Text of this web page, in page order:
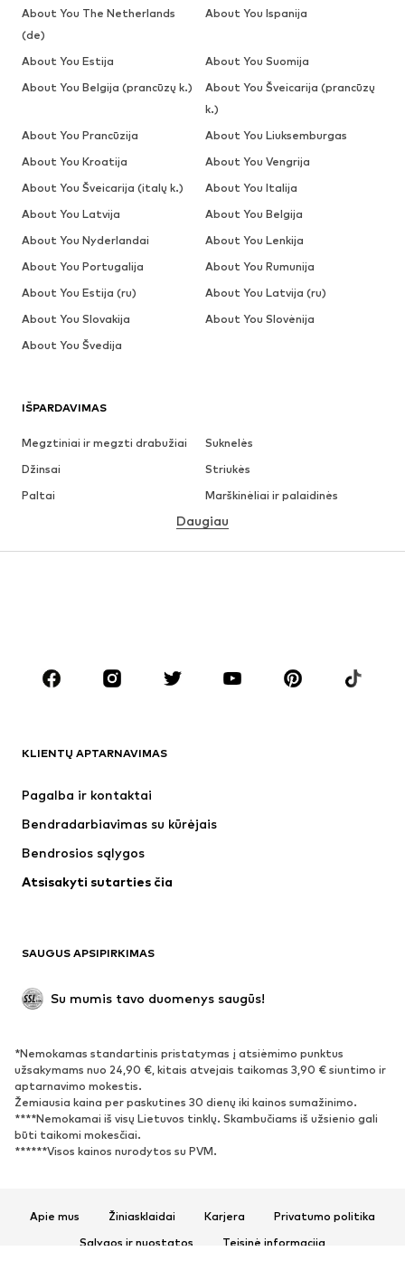
IŠPARDAVIMAS
Megztiniai ir megzti drabužiai
Suknelės
Džinsai
Striukės
Paltai
Marškinėliai ir palaidinės
Apatiniai
Aksesuarai
Premium
Naujienos
Marškinėliai ir palaidinės
Striukės
Megztiniai ir megzti drabužiai
Apatiniai
Paltai
Proginiai
Išskirtiniai
BATAI
Naujienos
Sportbačiai
Aulinukai
Batai su kulniukais
Auliniai batai
Įsispiriami bateliai
Šlepetės
Daugiau
KLIENTŲ APTARNAVIMAS
Pagalba ir kontaktai
Bendradarbiavimas su kūrėjais
Bendrosios sąlygos
Atsisakyti sutarties čia
SAUGUS APSIPIRKIMAS
Su mumis tavo duomenys saugūs!
*Nemokamas standartinis pristatymas į atsiėmimo punktus
užsakymams nuo 24,90 €, kitais atvejais taikomas 3,90 € siuntimo ir
aptarnavimo mokestis.
Žemiausia kaina per paskutines 30 dienų iki kainos sumažinimo.
****Nemokamai iš visų Lietuvos tinklų. Skambučiams iš užsienio gali
būti taikomi mokesčiai.
******Visos kainos nurodytos su PVM.
Apie mus Žiniasklaidai Karjera
Privatumo politika
Sąlygos ir nuostatos
Teisinė informacija
About You The Netherlands
(de)
About You Ispanija
About You Estija
About You Suomija
About You Belgija (prancūzų k.)
About You Šveicarija (prancūzų
k.)
About You Prancūzija
About You Liuksemburgas
About You Kroatija
About You Vengrija
About You Šveicarija (italų k.)
About You Italija
About You Latvija
About You Belgija
About You Nyderlandai
About You Lenkija
About You Portugalija
About You Rumunija
About You Estija (ru)
About You Latvija (ru)
About You Slovakija
About You Slovėnija
About You Švedija